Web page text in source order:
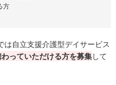
方
自立支援介護型デイサービス
っていただける方を募集して